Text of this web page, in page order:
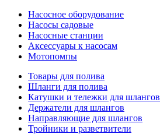
Насосное оборудование
Насосы садовые
Насосные станции
Аксессуары к насосам
Мотопомпы
Товары для полива
Шланги для полива
Катушки и тележки для шлангов
Держатели для шлангов
Направляющие для шлангов
Тройники и разветвители